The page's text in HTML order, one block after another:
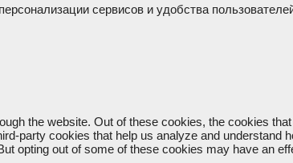
сервисов и удобства
the website. Out of these cookies, the cookies
party cookies that help us analyze and
opting out of some of these cookies may have an